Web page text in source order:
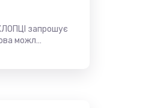
запрошує
можл…